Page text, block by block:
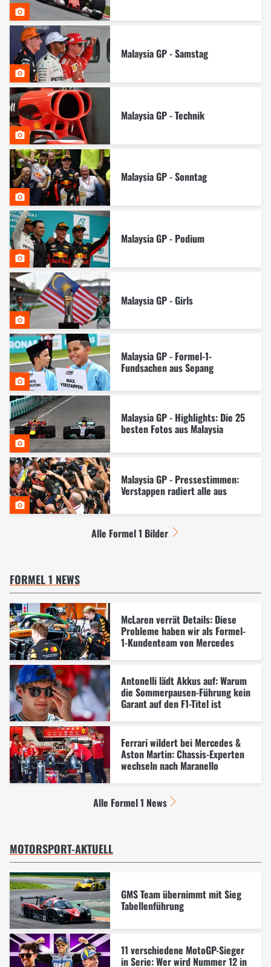
Malaysia GP - Samstag
Malaysia GP - Technik
Malaysia GP - Sonntag
Malaysia GP - Podium
Malaysia GP - Girls
Malaysia GP - Formel-1-
Fundsachen aus Sepang
Malaysia GP - Highlights: Die 25
besten Fotos aus Malaysia
Malaysia GP - Pressestimmen:
Verstappen radiert alle aus
Alle Formel 1 Bilder
FORMEL 1 NEWS
McLaren verrät Details: Diese
Probleme haben wir als Formel-
1-Kundenteam von Mercedes
Antonelli lädt Akkus auf: Warum
die Sommerpausen-Führung kein
Garant auf den F1-Titel ist
Ferrari wildert bei Mercedes &
Aston Martin: Chassis-Experten
wechseln nach Maranello
Alle Formel 1 News
MOTORSPORT-AKTUELL
GMS Team übernimmt mit Sieg
Tabellenführung
11 verschiedene MotoGP-Sieger
in Serie: Wer wird Nummer 12 in